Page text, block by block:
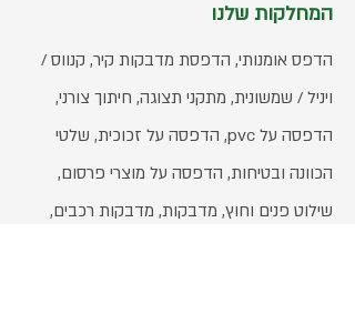
המחלקות שלנו
הדפס אומנותי, הדפסת מדבקות קיר, קנווס /
ויניל / שמשונית, מתקני תצוגה, חיתוך צורני,
הדפסה על pvc, הדפסה על זכוכית, שלטי
הכוונה ובטיחות, הדפסה על מוצרי פרסום,
שילוט פנים וחוץ, מדבקות, מדבקות רכבים,